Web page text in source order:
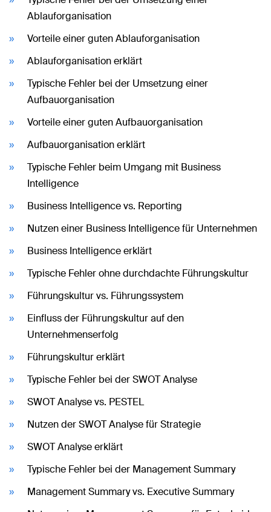
Ablauforganisation
Vorteile einer guten Ablauforganisation
Ablauforganisation erklärt
Typische Fehler bei der Umsetzung einer
Aufbauorganisation
Vorteile einer guten Aufbauorganisation
Aufbauorganisation erklärt
Typische Fehler beim Umgang mit Business
Intelligence
Business Intelligence vs. Reporting
Nutzen einer Business Intelligence für Unternehmen
Business Intelligence erklärt
Typische Fehler ohne durchdachte Führungskultur
Führungskultur vs. Führungssystem
Einfluss der Führungskultur auf den
Unternehmenserfolg
Führungskultur erklärt
Typische Fehler bei der SWOT Analyse
SWOT Analyse vs. PESTEL
Nutzen der SWOT Analyse für Strategie
SWOT Analyse erklärt
Typische Fehler bei der Management Summary
Management Summary vs. Executive Summary